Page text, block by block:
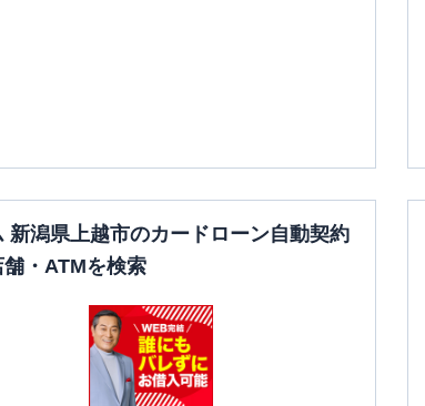
新潟県上越市のカードローン自動契約
・ATMを検索